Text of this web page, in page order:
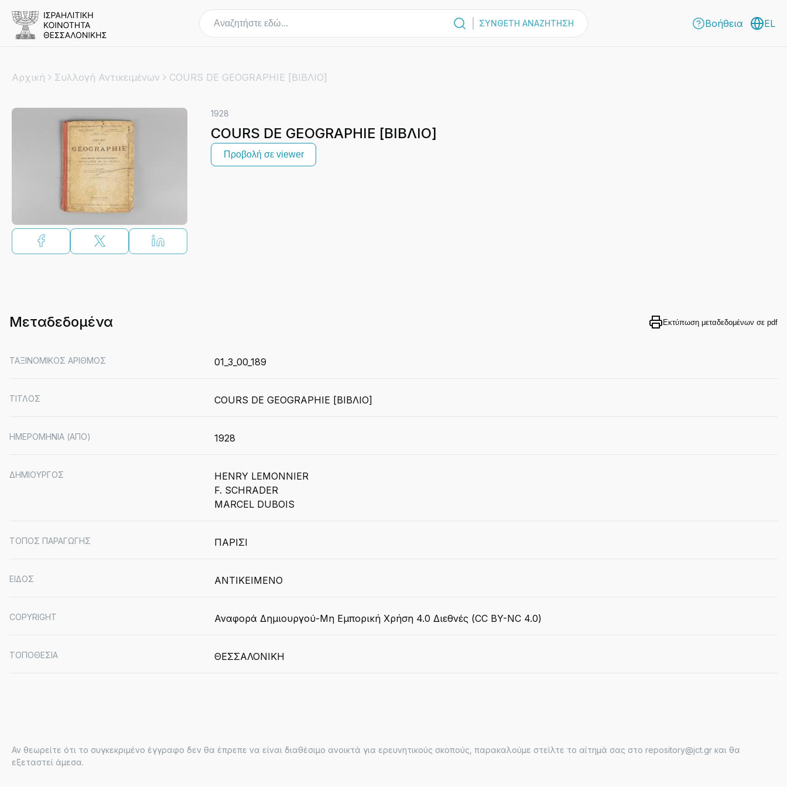
ΣΥΝΘΕΤΗ ΑΝΑΖΗΤΗΣΗ Βοήθεια EL
Αρχική Συλλογή Αντικειμένων COURS DE GEOGRAPHIE [ΒΙΒΛΙΟ]
1928
COURS DE GEOGRAPHIE [ΒΙΒΛΙΟ]
Προβολή σε viewer
Μεταδεδομένα Εκτύπωση μεταδεδομένων σε pdf
ΤΑΞΙΝΟΜΙΚΟΣ ΑΡΙΘΜΟΣ 01_3_00_189
ΤΙΤΛΟΣ COURS DE GEOGRAPHIE [ΒΙΒΛΙΟ]
ΗΜΕΡΟΜΗΝΙΑ (ΑΠΟ) 1928
ΔΗΜΙΟΥΡΓΟΣ
HENRY LEMONNIER
F. SCHRADER
MARCEL DUBOIS
ΤΟΠΟΣ ΠΑΡΑΓΩΓΗΣ ΠΑΡΙΣΙ
ΕΙΔΟΣ ΑΝΤΙΚΕΙΜΕΝΟ
COPYRIGHT Αναφορά Δημιουργού-Μη Εμπορική Χρήση 4.0 Διεθνές (CC BY-NC 4.0)
ΤΟΠΟΘΕΣΙΑ ΘΕΣΣΑΛΟΝΙΚΗ
Αν θεωρείτε ότι το συγκεκριμένο έγγραφο δεν θα έπρεπε να είναι διαθέσιμο ανοικτά για ερευνητικούς σκοπούς, παρακαλούμε στείλτε το αίτημά σας στο repository@jct.gr και θα
εξεταστεί άμεσα.